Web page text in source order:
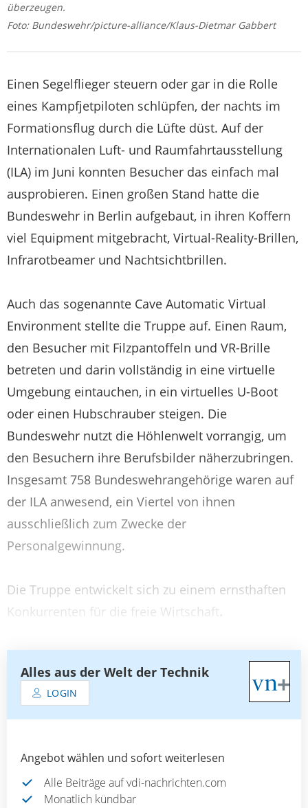
überzeugen.
Foto: Bundeswehr/picture-alliance/Klaus-Dietmar Gabbert
Einen Segelflieger steuern oder gar in die Rolle
eines Kampfjetpiloten schlüpfen, der nachts im
Formationsflug durch die Lüfte düst. Auf der
Internationalen Luft- und Raumfahrtausstellung
(ILA) im Juni konnten Besucher das einfach mal
ausprobieren. Einen großen Stand hatte die
Bundeswehr in Berlin aufgebaut, in ihren Koffern
viel Equipment mitgebracht, Virtual-Reality-Brillen,
Infrarotbeamer und Nachtsichtbrillen.
Auch das sogenannte Cave Automatic Virtual
Environment stellte die Truppe auf. Einen Raum,
den Besucher mit Filzpantoffeln und VR-Brille
betreten und darin vollständig in eine virtuelle
Umgebung eintauchen, in ein virtuelles U-Boot
oder einen Hubschrauber steigen. Die
Bundeswehr nutzt die Höhlenwelt vorrangig, um
den Besuchern ihre Berufsbilder näherzubringen.
Insgesamt 758 Bundeswehrangehörige waren auf
der ILA anwesend, ein Viertel von ihnen
ausschließlich zum Zwecke der
Personalgewinnung.
Die Truppe entwickelt sich zu einem ernsthaften
Konkurrenten für die freie Wirtschaft
Alles aus der Welt der Technik
LOGIN
Angebot wählen und sofort weiterlesen
Alle Beiträge auf vdi-nachrichten.com
Monatlich kündbar